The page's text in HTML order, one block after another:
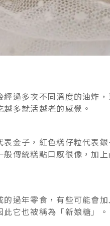
過多次不同溫度的油炸
多就活越老的感覺。
金子，紅色糕仔粒代表
傳統糕點口感很像，加
過年零食，有些可能會
它也被稱為「新娘糖」。